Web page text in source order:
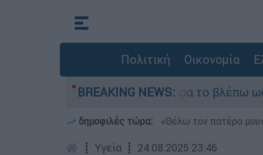
Πολιτική Οικονομία
BREAKING NEWS:
ήταν αδυναμία, τώρα το βλέπω ως δύναμη»
δημοφιλές τώρα: «Θέλω τον πατέρα
┋ Υγεία ┋ 24.08.2025 23:46